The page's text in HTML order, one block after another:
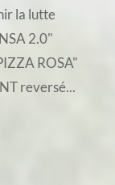
la lutte
2.0"
ROSA"
reversé...